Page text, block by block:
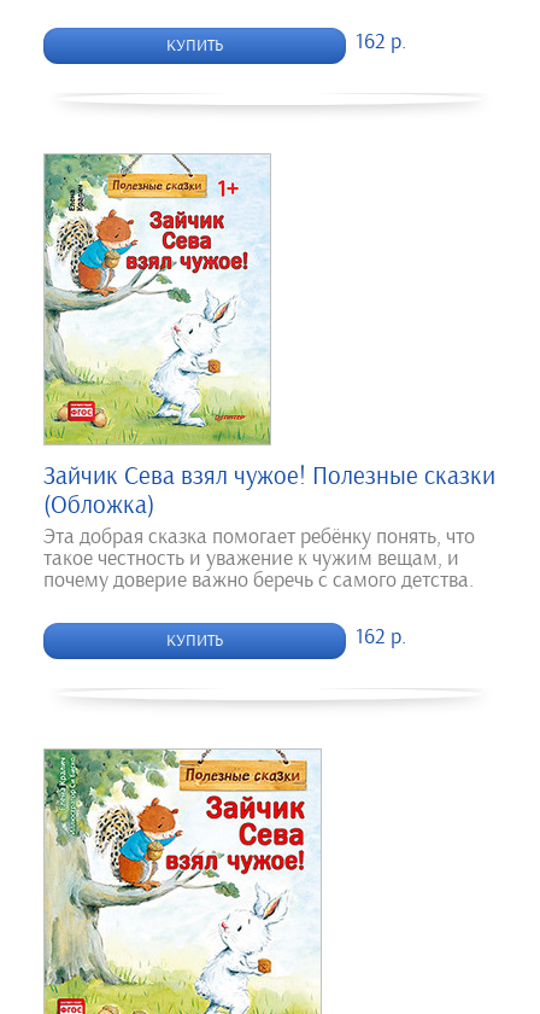
КУПИТЬ 162 р.
Зайчик Сева взял чужое! Полезные сказки
(Обложка)
Эта добрая сказка помогает ребёнку понять, что
такое честность и уважение к чужим вещам, и
почему доверие важно беречь с самого детства.
КУПИТЬ 162 р.